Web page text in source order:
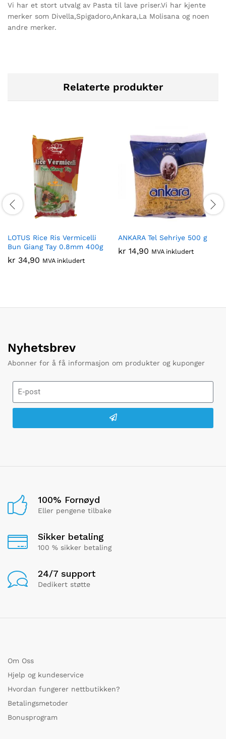
Vi har et stort utvalg av Pasta til lave priser.Vi har kjente
merker som Divella,Spigadoro,Ankara,La Molisana og noen
andre merker.
Relaterte produkter
LOTUS Rice Ris Vermicelli
Bun Giang Tay 0.8mm 400g
kr 34,90 MVA inkludert
ANKARA Tel Sehriye 500 g
kr 14,90 MVA inkludert
Nyhetsbrev
Abonner for å få informasjon om produkter og kuponger
100% Fornøyd
Eller pengene tilbake
Sikker betaling
100 % sikker betaling
24/7 support
Dedikert støtte
Om Oss
Hjelp og kundeservice
Hvordan fungerer nettbutikken?
Betalingsmetoder
Bonusprogram